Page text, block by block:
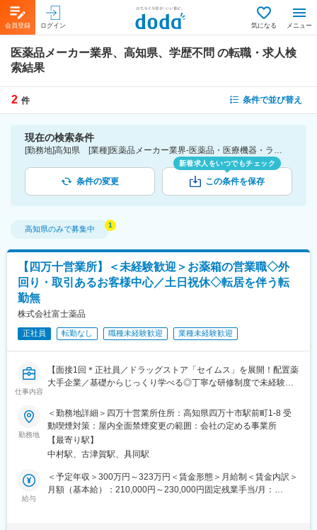
会員登録 ログイン 気になる メニュー
医薬品メーカー業界、高知県、学歴不問 の転職・求人検
索結果
2 件 条件で並び替え
現在の検索条件
[勤務地]高知県 [業種]医薬品メーカー業界-医薬品・医療機器・ライフサイエンス・医療系サービス [こだわり条件ピックアップ]学歴不問 [詳細条件](募集・採用情報)学歴不問
条件の変更
新着求人をいつでもチェック
この条件を保存
高知県のみで募集中
【四万十営業所】＜未経験歓迎＞お薬箱の営業職◇外
回り・取引あるお客様中心／土日祝休◇転居を伴う転
勤無
株式会社富士薬品
正社員 転勤なし 職種未経験歓迎 業種未経験歓迎
仕事内容
【面接1回＊正社員／ドラッグストア「セイムス」を展開！配置薬
大手企業／基礎からじっくり学べる◎丁寧な研修制度で未経験の
■職務内容：
担当エリアのお客様（個人宅や企業）へ訪問し、配置薬（お薬
箱）や健康食品の提案をお任せします。
※既に、取引のあるお客様先を訪問するスタイルです。
＜仕事の流れ＞
勤務地
＜勤務地詳細＞四万十営業所住所：高知県四万十市駅前町1-8 受
動喫煙対策：屋内全面禁煙変更の範囲：会社の定める事業所
【最寄り駅】
中村駅、古津賀駅、具同駅
給与
＜予定年収＞300万円～323万円＜賃金形態＞月給制＜賃金内訳＞
月額（基本給）：210,000円～230,000円固定残業手当/月：